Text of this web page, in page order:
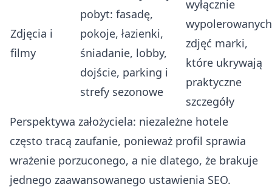
Zdjęcia i
filmy
pobyt: fasadę,
pokoje, łazienki,
śniadanie, lobby,
dojście, parking i
strefy sezonowe
wyłącznie
wypolerowanych
zdjęć marki,
które ukrywają
praktyczne
szczegóły
Perspektywa założyciela: niezależne hotele
często tracą zaufanie, ponieważ profil sprawia
wrażenie porzuconego, a nie dlatego, że brakuje
jednego zaawansowanego ustawienia SEO.